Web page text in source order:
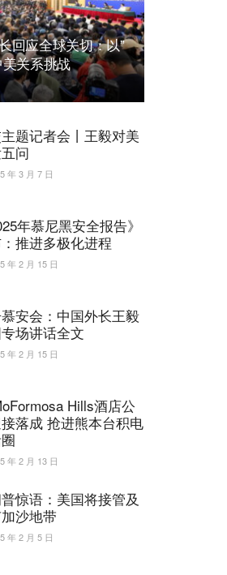
回应全球关切：以”
关系挑战
题记者会丨王毅对美
问
年 3 月 7 日
年慕尼黑安全报告》
推进多极化进程
年 2 月 15 日
安会：中国外长王毅
场讲话全文
年 2 月 15 日
Hills酒店公
落成 抢进熊本台积电
年 2 月 13 日
惊语：美国将接管及
沙地带
年 2 月 5 日